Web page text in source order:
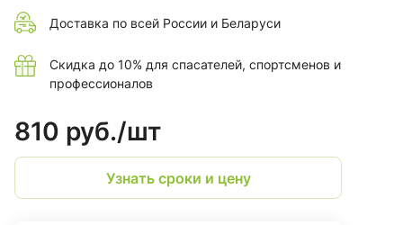
Доставка по всей России и Беларуси
Скидка до 10% для спасателей, спортсменов и
профессионалов
810 руб./шт
Узнать сроки и цену